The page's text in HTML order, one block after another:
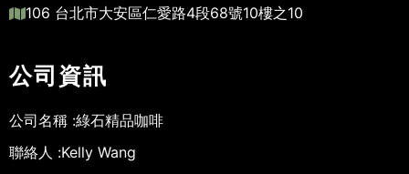
106 台北市大安區仁愛路4段68號10樓之10
公司資訊
公司名稱 :綠石精品咖啡
聯絡人 :Kelly Wang